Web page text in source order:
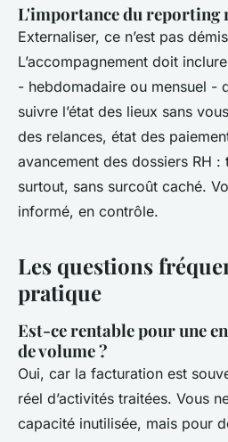
L'importance du reporting
Externaliser, ce n’est pas
L’accompagnement doit
- hebdomadaire ou mensuel -
suivre l’état des lieux sans
des relances, état des
avancement des dossiers RH :
surtout, sans surcoût caché.
informé, en contrôle.
Les questions
pratique
Est-ce rentable pour une
de volume ?
Oui, car la facturation est
réel d’activités traitées. Vous
capacité inutilisée, mais pour